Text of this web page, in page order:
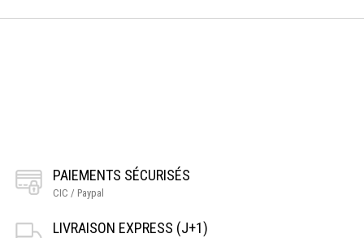
PAIEMENTS SÉCURISÉS
CIC / Paypal
LIVRAISON EXPRESS (J+1)